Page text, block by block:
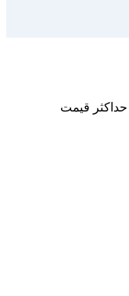
حداکثر قیمت